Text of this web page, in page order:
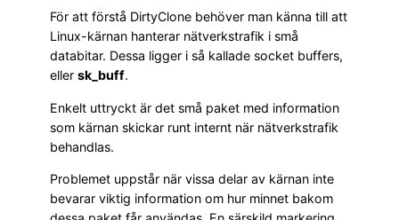
För att förstå DirtyClone behöver man känna till att
Linux-kärnan hanterar nätverkstrafik i små
databitar. Dessa ligger i så kallade socket buffers,
eller sk_buff.
Enkelt uttryckt är det små paket med information
som kärnan skickar runt internt när nätverkstrafik
behandlas.
Problemet uppstår när vissa delar av kärnan inte
bevarar viktig information om hur minnet bakom